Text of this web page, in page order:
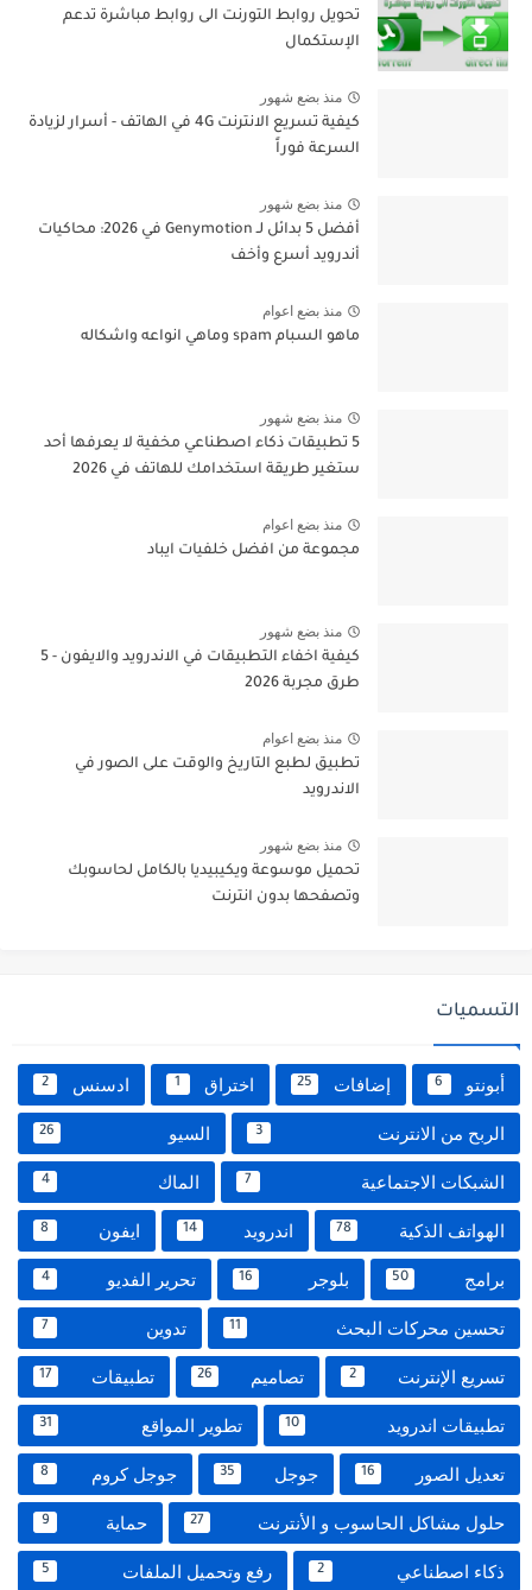
تحويل روابط التورنت الى روابط مباشرة تدعم
الإستكمال
منذ بضع شهور
كيفية تسريع الانترنت 4G في الهاتف - أسرار لزيادة
السرعة فوراً
منذ بضع شهور
أفضل 5 بدائل لـ Genymotion في 2026: محاكيات
أندرويد أسرع وأخف
منذ بضع اعوام
ماهو السبام spam وماهي انواعه واشكاله
منذ بضع شهور
5 تطبيقات ذكاء اصطناعي مخفية لا يعرفها أحد
ستغير طريقة استخدامك للهاتف في 2026
منذ بضع اعوام
مجموعة من افضل خلفيات ايباد
منذ بضع شهور
كيفية اخفاء التطبيقات في الاندرويد والايفون - 5
طرق مجربة 2026
منذ بضع اعوام
تطبيق لطبع التاريخ والوقت على الصور في
الاندرويد
منذ بضع شهور
تحميل موسوعة ويكيبيديا بالكامل لحاسوبك
وتصفحها بدون انترنت
التسميات
أبونتو 6 إضافات 25 اختراق 1 ادسنس 2
الربح من الانترنت 3 السيو 26
الشبكات الاجتماعية 7 الماك 4
الهواتف الذكية 78 اندرويد 14 ايفون 8
برامج 50 بلوجر 16 تحرير الفديو 4
تحسين محركات البحث 11 تدوين 7
تسريع الإنترنت 2 تصاميم 26 تطبيقات 17
تطبيقات اندرويد 10 تطوير المواقع 31
تعديل الصور 16 جوجل 35 جوجل كروم 8
حلول مشاكل الحاسوب و الأنترنت 27 حماية 9
ذكاء اصطناعي 2 رفع وتحميل الملفات 5